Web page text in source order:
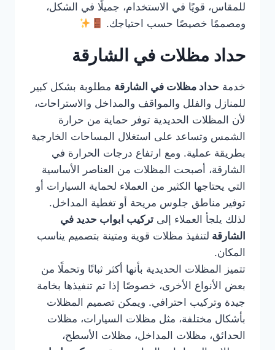
للمقاس، قويًا في الاستخدام، جميلًا في الشكل،
ومصممًا خصيصًا حسب احتياجك.
حداد مظلات في الشارقة
خدمة حداد مظلات في الشارقة مطلوبة بشكل كبير
للمنازل والفلل والمواقف والمداخل والاستراحات،
لأن المظلات الحديدية توفر حماية من حرارة
الشمس وتساعد على استغلال المساحات الخارجية
بطريقة عملية. ومع ارتفاع درجات الحرارة في
الشارقة، أصبحت المظلات من العناصر الأساسية
التي يحتاجها الكثير من العملاء لحماية السيارات أو
توفير مناطق جلوس مريحة أو تغطية المداخل.
لذلك يلجأ العملاء إلى تركيب ابواب حديد في
الشارقة لتنفيذ مظلات قوية ومتينة بتصميم يناسب
المكان.
تتميز المظلات الحديدية بأنها أكثر ثباتًا وتحملًا من
بعض الأنواع الأخرى، خصوصًا إذا تم تنفيذها بخامة
جيدة وتركيب احترافي. ويمكن تصميم المظلات
بأشكال مختلفة، مثل مظلات السيارات، مظلات
الحدائق، مظلات المداخل، مظلات الأسطح،